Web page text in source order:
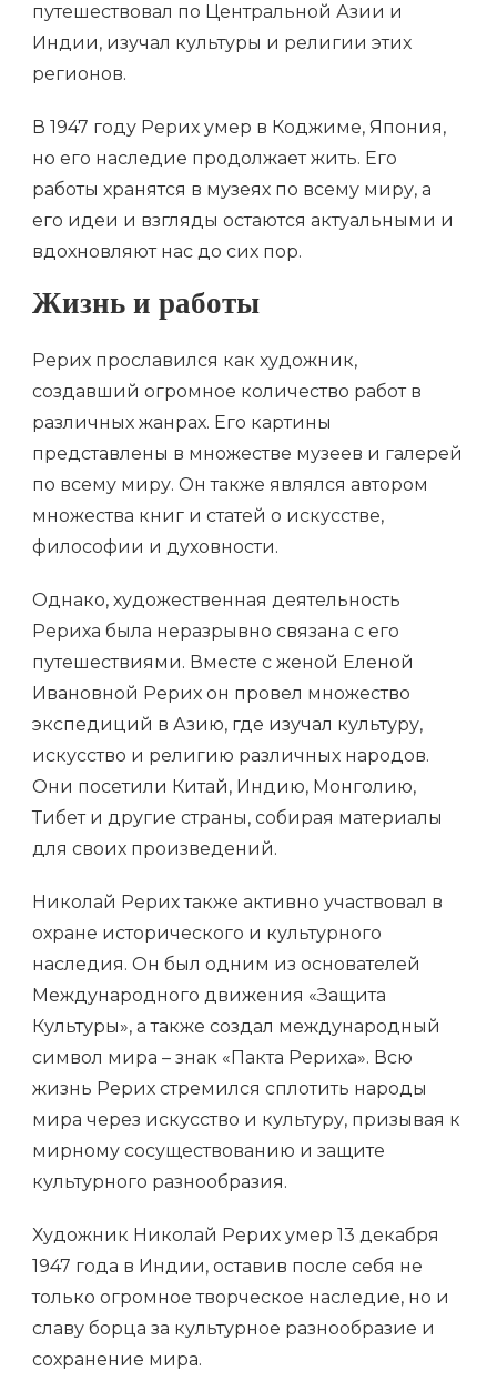
путешествовал по Центральной Азии и
Индии, изучал культуры и религии этих
регионов.
В 1947 году Рерих умер в Коджиме, Япония,
но его наследие продолжает жить. Его
работы хранятся в музеях по всему миру, а
его идеи и взгляды остаются актуальными и
вдохновляют нас до сих пор.
Жизнь и работы
Рерих прославился как художник,
создавший огромное количество работ в
различных жанрах. Его картины
представлены в множестве музеев и галерей
по всему миру. Он также являлся автором
множества книг и статей о искусстве,
философии и духовности.
Однако, художественная деятельность
Рериха была неразрывно связана с его
путешествиями. Вместе с женой Еленой
Ивановной Рерих он провел множество
экспедиций в Азию, где изучал культуру,
искусство и религию различных народов.
Они посетили Китай, Индию, Монголию,
Тибет и другие страны, собирая материалы
для своих произведений.
Николай Рерих также активно участвовал в
охране исторического и культурного
наследия. Он был одним из основателей
Международного движения «Защита
Культуры», а также создал международный
символ мира – знак «Пакта Рериха». Всю
жизнь Рерих стремился сплотить народы
мира через искусство и культуру, призывая к
мирному сосуществованию и защите
культурного разнообразия.
Художник Николай Рерих умер 13 декабря
1947 года в Индии, оставив после себя не
только огромное творческое наследие, но и
славу борца за культурное разнообразие и
сохранение мира.